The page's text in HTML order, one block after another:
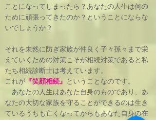
ことになってしまったら？あなたの人生は何の
ために頑張ってきたのか？ということにならな
いでしょうか？
それを未然に防ぎ家族が仲良く子々孫々まで栄
えていくための対策こそが相続対策であると私
たち相続診断士は考えています。
これが 『笑顔相続』
ということなのです。
あなたの人生はあなた自身のものであり、あ
なたの大切な家族を守ることができるのは生き
ているうちも亡くなってからもあなた自身の在